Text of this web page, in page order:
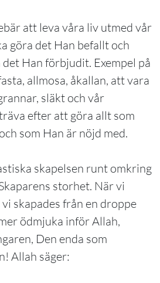
att leva våra liv utmed vår
göra det Han befallt och
Han förbjudit. Exempel på
allmosa, åkallan, att vara
släkt och vår
efter att göra allt som
som Han är nöjd med.
skapelsen runt omkring
storhet. När vi
skapades från en droppe
ödmjuka inför Allah,
Den enda som
Allah säger: